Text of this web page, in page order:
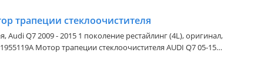
трапеции стеклоочистителя
Audi Q7 2009 - 2015 1 поколение рестайлинг (4L), оригинал,
стеклоочистителя AUDI Q7 05-15